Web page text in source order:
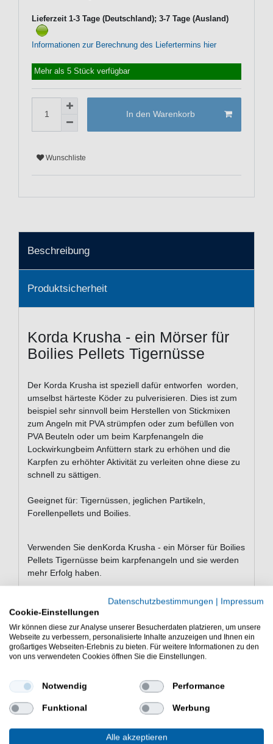
Lieferzeit 1-3 Tage (Deutschland); 3-7 Tage (Ausland)
Informationen zur Berechnung des Liefertermins hier
Mehr als 5 Stück verfügbar
In den Warenkorb
Wunschliste
Beschreibung
Produktsicherheit
Korda Krusha - ein Mörser für
Boilies Pellets Tigernüsse
Der Korda Krusha ist speziell dafür entworfen worden,
umselbst härteste Köder zu pulverisieren. Dies ist zum
beispiel sehr sinnvoll beim Herstellen von Stickmixen
zum Angeln mit PVA strümpfen oder zum befüllen von
PVA Beuteln oder um beim Karpfenangeln die
Lockwirkungbeim Anfüttern stark zu erhöhen und die
Karpfen zu erhöhter Aktivität zu verleiten ohne diese zu
schnell zu sättigen.
Geeignet für: Tigernüssen, jeglichen Partikeln,
Forellenpellets und Boilies.
Verwenden Sie denKorda Krusha - ein Mörser für Boilies
Pellets Tigernüsse beim karpfenangeln und sie werden
mehr Erfolg haben.
WEITERE INTERESSANTE ARTIKEL
Datenschutzbestimmungen | Impressum
Cookie-Einstellungen
Wir können diese zur Analyse unserer Besucherdaten platzieren, um unsere
Webseite zu verbessern, personalisierte Inhalte anzuzeigen und Ihnen ein
großartiges Webseiten-Erlebnis zu bieten. Für weitere Informationen zu den
von uns verwendeten Cookies öffnen Sie die Einstellungen.
Notwendig Performance
Funktional Werbung
Alle akzeptieren